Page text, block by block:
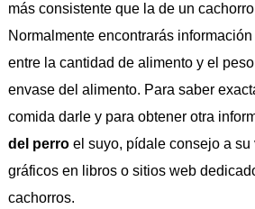
más consistente que la de un
Normalmente encontrarás
entre la cantidad de alimento y el
envase del alimento. Para saber
comida darle y para obtener otra
del perroel suyo, pídale consejo a su
gráficos en libros o sitios web
cachorros.